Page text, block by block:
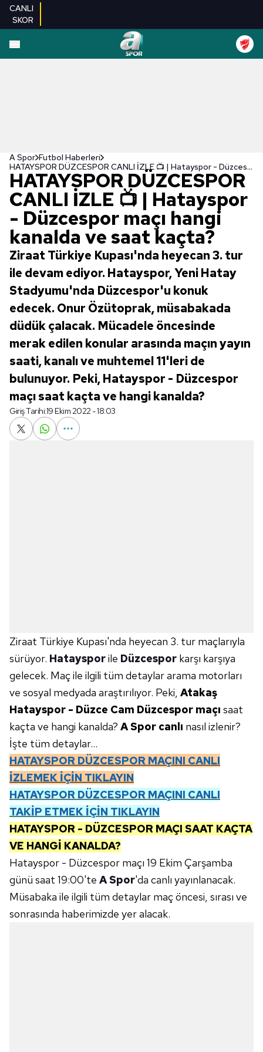
CANLI
SKOR
A Spor Futbol Haberleri
HATAYSPOR DÜZCESPOR CANLI İZLE 📺 | Hatayspor - Düzcespor maçı hangi kanalda ve saat kaçta?
HATAYSPOR DÜZCESPOR
CANLI İZLE 📺 | Hatayspor
- Düzcespor maçı hangi
kanalda ve saat kaçta?
Ziraat Türkiye Kupası'nda heyecan 3. tur
ile devam ediyor. Hatayspor, Yeni Hatay
Stadyumu'nda Düzcespor'u konuk
edecek. Onur Özütoprak, müsabakada
düdük çalacak. Mücadele öncesinde
merak edilen konular arasında maçın yayın
saati, kanalı ve muhtemel 11'leri de
bulunuyor. Peki, Hatayspor - Düzcespor
maçı saat kaçta ve hangi kanalda?
Giriş Tarihi:19 Ekim 2022 - 18:03
Ziraat Türkiye Kupası'nda heyecan 3. tur maçlarıyla
sürüyor. Hataysporile Düzcespor karşı karşıya
gelecek. Maç ile ilgili tüm detaylar arama motorları
ve sosyal medyada araştırılıyor. Peki, Atakaş
Hatayspor - Düzce Cam Düzcespor maçı saat
kaçta ve hangi kanalda? A Spor canlı nasıl izlenir?
İşte tüm detaylar...
HATAYSPOR DÜZCESPOR MAÇINI CANLI
İZLEMEK İÇİN TIKLAYIN
HATAYSPOR DÜZCESPOR MAÇINI CANLI
TAKİP ETMEK İÇİN TIKLAYIN
HATAYSPOR - DÜZCESPOR MAÇI SAAT KAÇTA
VE HANGİ KANALDA?
Hatayspor - Düzcespor maçı 19 Ekim Çarşamba
günü saat 19:00'te A Spor'da canlı yayınlanacak.
Müsabaka ile ilgili tüm detaylar maç öncesi, sırası ve
sonrasında haberimizde yer alacak.